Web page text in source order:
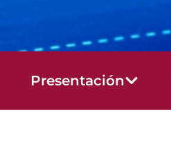
Presentación